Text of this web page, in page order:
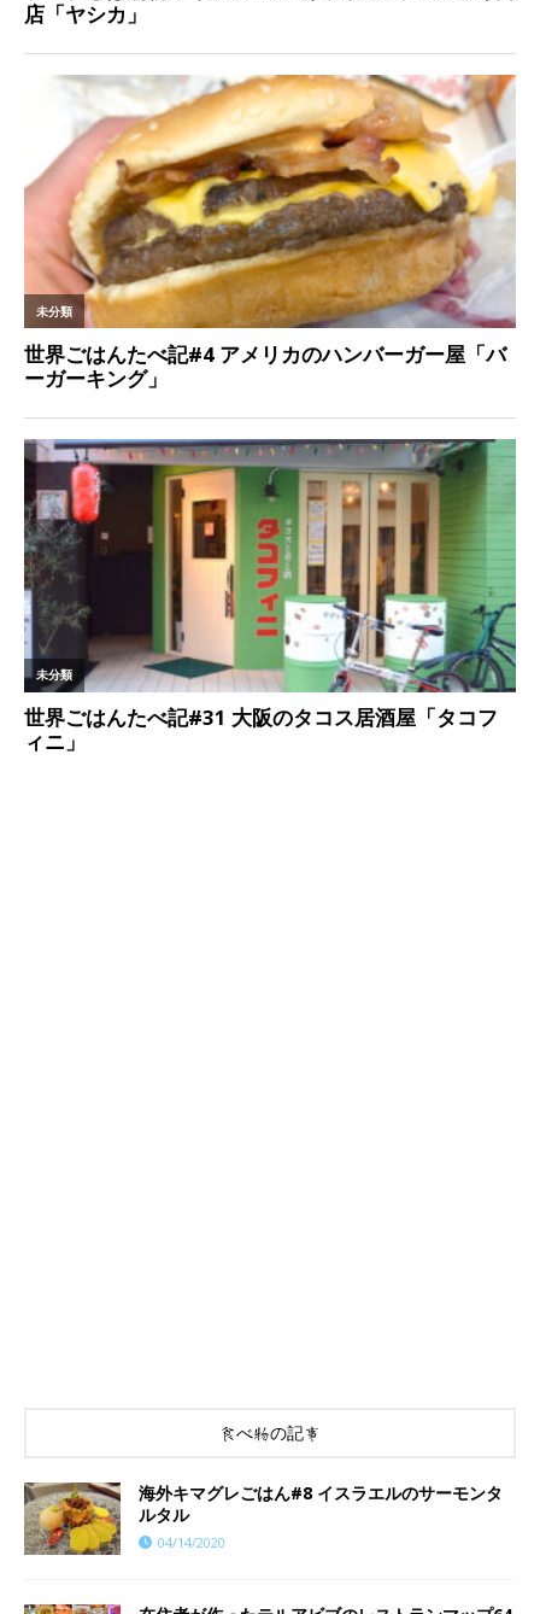
食べ物の記事
海外キマグレごはん#8 イスラエルのサーモンタ
ルタル
04/14/2020